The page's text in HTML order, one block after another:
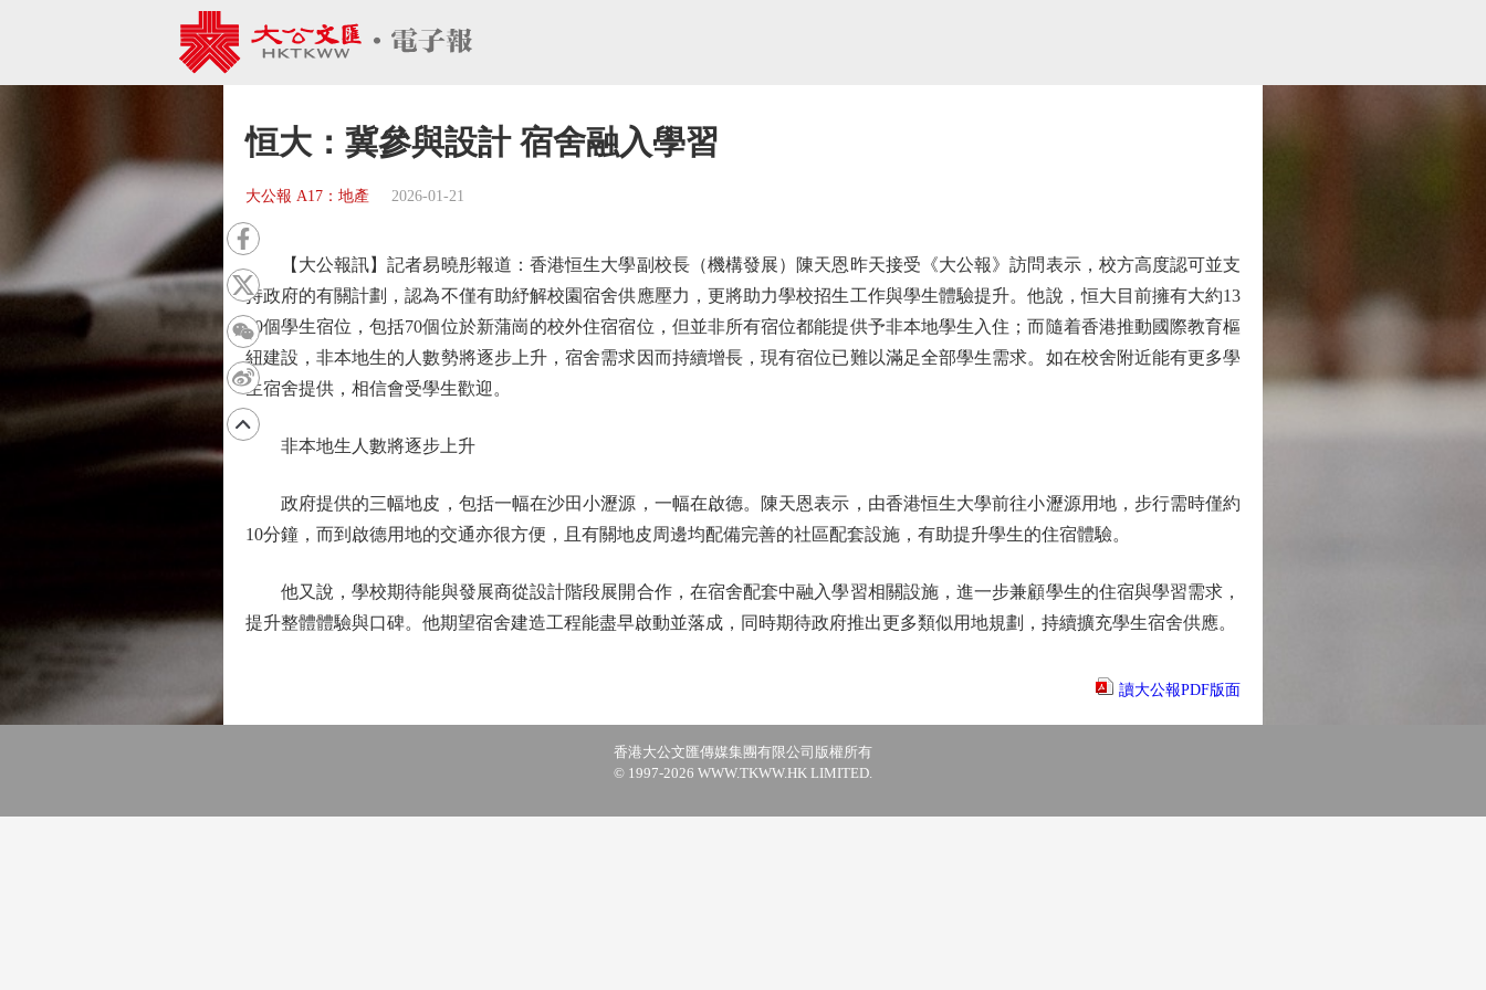
恒大：冀參與設計 宿舍融入學習
大公報 A17：地產 2026-01-21
【大公報訊】記者易曉彤報道：香港恒生大學副校長（機構發展）陳天恩昨天接受《大公報》訪問表示，校方高度認可並支
持政府的有關計劃，認為不僅有助紓解校園宿舍供應壓力，更將助力學校招生工作與學生體驗提升。他說，恒大目前擁有大約13
00個學生宿位，包括70個位於新蒲崗的校外住宿宿位，但並非所有宿位都能提供予非本地學生入住；而隨着香港推動國際教育樞
紐建設，非本地生的人數勢將逐步上升，宿舍需求因而持續增長，現有宿位已難以滿足全部學生需求。如在校舍附近能有更多學
生宿舍提供，相信會受學生歡迎。
非本地生人數將逐步上升
政府提供的三幅地皮，包括一幅在沙田小瀝源，一幅在啟德。陳天恩表示，由香港恒生大學前往小瀝源用地，步行需時僅約
10分鐘，而到啟德用地的交通亦很方便，且有關地皮周邊均配備完善的社區配套設施，有助提升學生的住宿體驗。
他又說，學校期待能與發展商從設計階段展開合作，在宿舍配套中融入學習相關設施，進一步兼顧學生的住宿與學習需求，
提升整體體驗與口碑。他期望宿舍建造工程能盡早啟動並落成，同時期待政府推出更多類似用地規劃，持續擴充學生宿舍供應。
讀大公報PDF版面
香港大公文匯傳媒集團有限公司版權所有
© 1997-2026 WWW.TKWW.HK LIMITED.